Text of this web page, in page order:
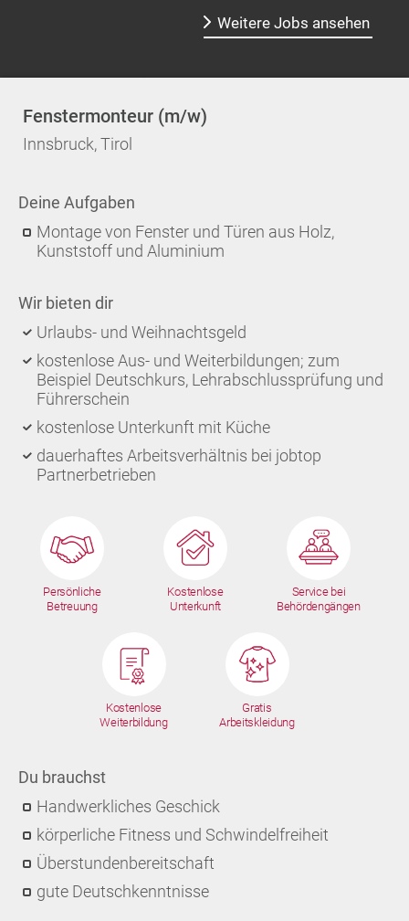
Weitere Jobs ansehen
Fenstermonteur (m/w)
Innsbruck, Tirol
Deine Aufgaben
Montage von Fenster und Türen aus Holz,
Kunststoff und Aluminium
Wir bieten dir
Urlaubs- und Weihnachtsgeld
kostenlose Aus- und Weiterbildungen; zum
Beispiel Deutschkurs, Lehrabschlussprüfung und
Führerschein
kostenlose Unterkunft mit Küche
dauerhaftes Arbeitsverhältnis bei jobtop
Partnerbetrieben
Persönliche
Betreuung
Kostenlose
Unterkunft
Service bei
Behördengängen
Kostenlose
Weiterbildung
Gratis
Arbeitskleidung
Du brauchst
Handwerkliches Geschick
körperliche Fitness und Schwindelfreiheit
Überstundenbereitschaft
gute Deutschkenntnisse